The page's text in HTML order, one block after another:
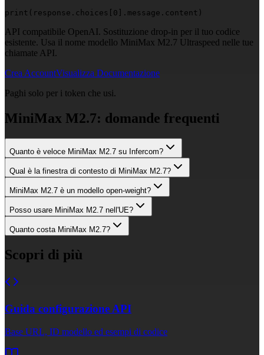
print(response.choices[0].message.content)
API compatibile OpenAI. Sostituzione drop-in per il tuo codice
esistente. Usa il nome modello MiniMax M2.7 Ultraspeed nelle tue
chiamate API.
Crea AccountVisualizza Documentazione
Paghi solo per i token che usi.
MiniMax M2.7: domande frequenti
Quanto è veloce MiniMax M2.7 su Infercom?
Qual è la finestra di contesto di MiniMax M2.7?
MiniMax M2.7 è un modello open-weight?
Posso usare MiniMax M2.7 nell'UE?
Quanto costa MiniMax M2.7?
Scopri di più
Guida configurazione API
Base URL, ID modello ed esempi di codice